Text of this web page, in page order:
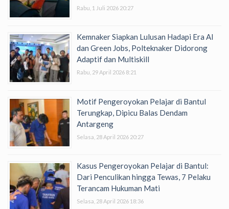
Rabu, 1 Juli 2026 20:27
Kemnaker Siapkan Lulusan Hadapi Era AI
dan Green Jobs, Polteknaker Didorong
Adaptif dan Multiskill
Rabu, 29 April 2026 8:21
Motif Pengeroyokan Pelajar di Bantul
Terungkap, Dipicu Balas Dendam
Antargeng
Selasa, 28 April 2026 20:27
Kasus Pengeroyokan Pelajar di Bantul:
Dari Penculikan hingga Tewas, 7 Pelaku
Terancam Hukuman Mati
Selasa, 28 April 2026 18:36